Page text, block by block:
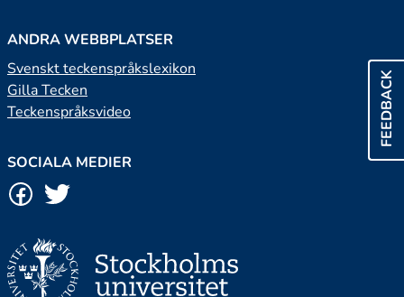
FEEDBACK
ANDRA WEBBPLATSER
Svenskt teckenspråkslexikon
Gilla Tecken
Teckenspråksvideo
SOCIALA MEDIER